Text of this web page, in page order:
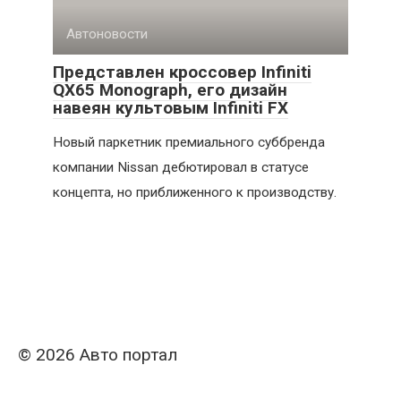
Автоновости
Представлен кроссовер Infiniti
QX65 Monograph, его дизайн
навеян культовым Infiniti FX
Новый паркетник премиального суббренда
компании Nissan дебютировал в статусе
концепта, но приближенного к производству.
© 2026 Авто портал